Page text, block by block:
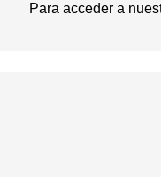
Para acceder a